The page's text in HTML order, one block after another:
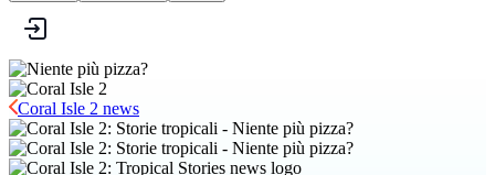
Coral Isle 2 news